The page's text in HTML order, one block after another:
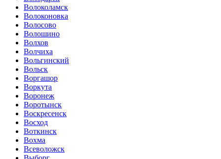
Волоколамск
Волоконовка
Волосово
Волошино
Волхов
Волчиха
Вольгинский
Вольск
Воргашор
Воркута
Воронеж
Воротынск
Воскресенск
Восход
Воткинск
Вохма
Всеволожск